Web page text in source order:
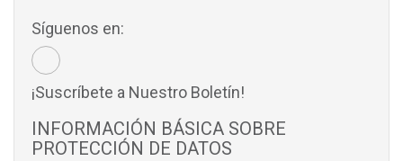
Síguenos en:
¡Suscríbete a Nuestro Boletín!
INFORMACIÓN BÁSICA SOBRE
PROTECCIÓN DE DATOS